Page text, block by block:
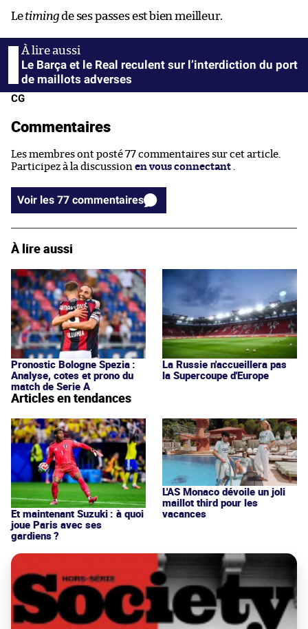
Letimingde ses passes est bien meilleur.
Le Barça et le Real reculent sur l’interdiction du port
de maillots adverses
CG
Commentaires
Les membres ont posté 77 commentaires sur cet article.
Participez à la discussion en vous connectant
Voir les 77 commentaires
À lire aussi
Pronostic Bologne Spezia :
Analyse, cotes et prono du
match de Serie A
La Russie n'accueillera pas
la Supercoupe d'Europe
Articles en tendances
Et maintenant Suzuki : à quoi
joue Paris avec ses
gardiens ?
L'AS Monaco dévoile un joli
maillot third pour les
vacances